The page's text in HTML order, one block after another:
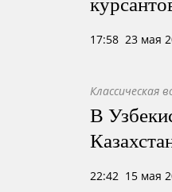
17:58 23 мая
Классическая
В
22:42 15 мая